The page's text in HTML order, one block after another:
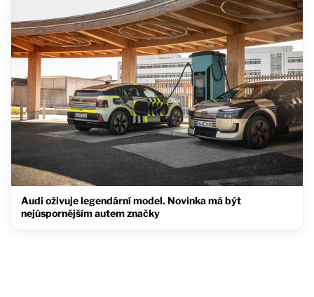
Audi oživuje legendární model. Novinka má být
nejúspornějším autem značky